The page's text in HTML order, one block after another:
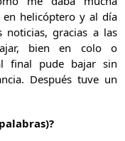
en helicóptero y al día
gracias a las
bien en colo o
final pude bajar sin
Después tuve un